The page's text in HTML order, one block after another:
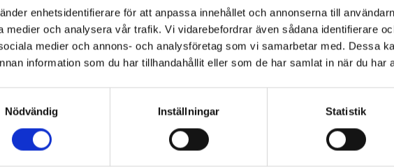
enhetsidentifierare för att anpassa innehållet och annonserna till
medier och analysera vår trafik. Vi vidarebefordrar även sådana identifierare
medier och annons- och analysföretag som vi samarbetar med. Dessa
information som du har tillhandahållit eller som de har samlat in när du har
Nödvändig
Inställningar Statistik
Other customers also bought